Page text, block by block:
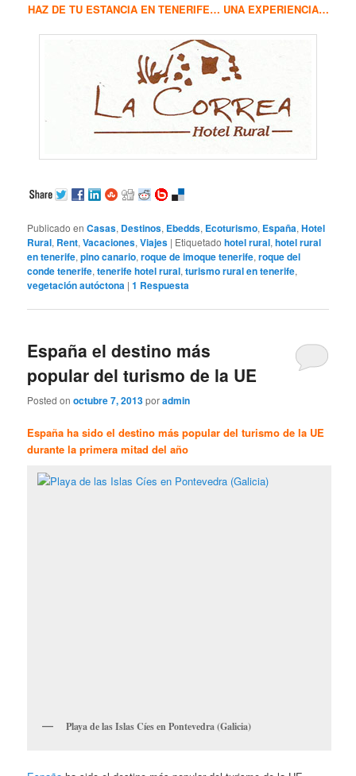
HAZ DE TU ESTANCIA EN TENERIFE… UNA EXPERIENCIA…
Publicado en Casas, Destinos, Ebedds, Ecoturismo, España,Hotel
Rural, Rent,Vacaciones,Viajes | Etiquetado hotel rural,hotel rural
en tenerife,pino canario,roque de imoque tenerife,roque del
conde tenerife,tenerife hotel rural,turismo rural en tenerife,
vegetación autóctona |1 Respuesta
España el destino más
popular del turismo de la UE
Posted onoctubre 7, 2013poradmin
España ha sido el destino más popular del turismo de la UE
durante la primera mitad del año
Playa de las Islas Cíes en Pontevedra (Galicia)